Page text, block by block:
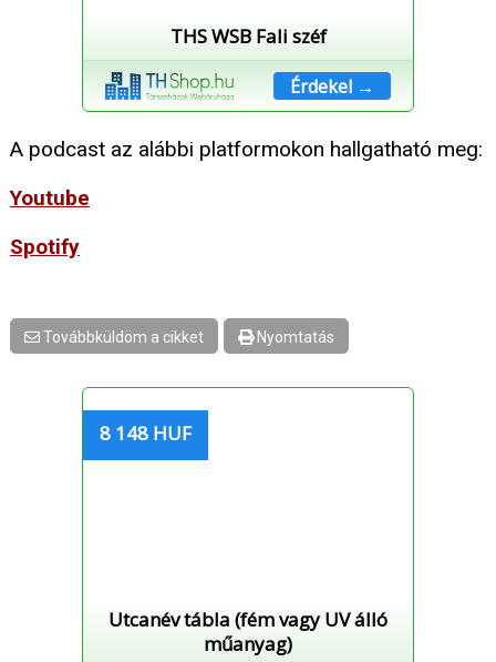
THS WSB Fali széf
Érdekel →
A podcast az alábbi platformokon hallgatható meg:
Youtube
Spotify
Továbbküldöm a cikket Nyomtatás
8 148 HUF
Utcanév tábla (fém vagy UV álló
műanyag)